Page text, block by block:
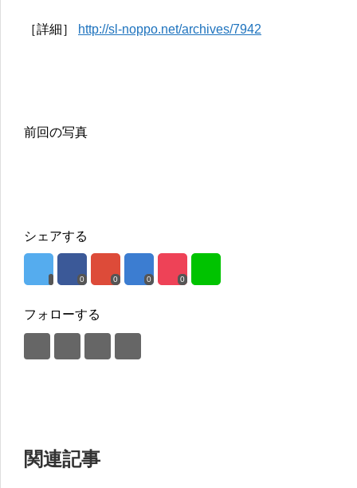
［詳細］ http://sl-noppo.net/archives/7942
前回の写真
シェアする
0 0 0 0
フォローする
関連記事